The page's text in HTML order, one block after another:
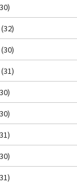
(32)
(30)
(31)